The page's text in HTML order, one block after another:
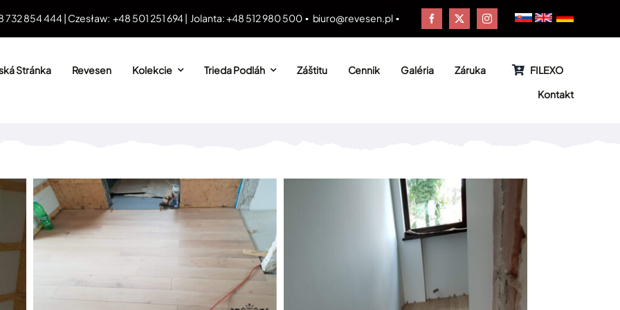
732 854 444 | Czesław: +48 501 251 694 | Jolanta: +48 512 980 500 ▪ biuro@revesen.pl ▪
Stránka Revesen Kolekcie Trieda Podláh Záštitu Cennik Galéria Záruka
FILEXO
Kontakt